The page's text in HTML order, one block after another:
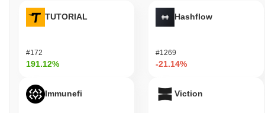
TUTORIAL
#172
191.12%
Immunefi
Hashflow
#1269
-21.14%
Viction